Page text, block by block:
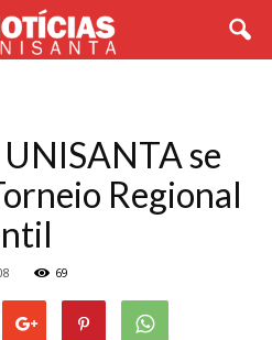
se
Regional
69